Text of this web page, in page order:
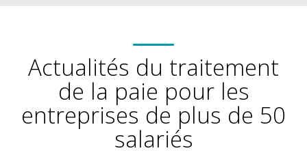
Actualités du traitement
de la paie pour les
entreprises de plus de 50
salariés